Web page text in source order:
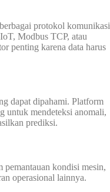
protokol komunikasi
Modbus TCP, atau
penting karena data harus
dapat dipahami. Platform
untuk mendeteksi anomali,
prediksi.
pemantauan kondisi mesin,
operasional lainnya.